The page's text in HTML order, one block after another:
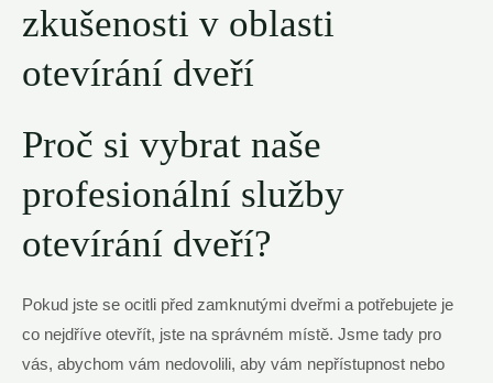
zkušenosti v oblasti
otevírání dveří
Proč si vybrat naše
profesionální služby
otevírání dveří?
Pokud jste se ocitli před zamknutými dveřmi a potřebujete je
co nejdříve otevřít, jste na správném místě. Jsme tady pro
vás, abychom vám nedovolili, aby vám nepřístupnost nebo